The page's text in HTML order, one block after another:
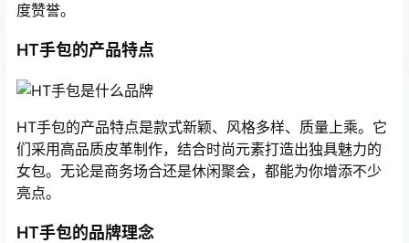
度赞誉。
HT手包的产品特点
HT手包的产品特点是款式新颖、风格多样、质量上乘。它
们采用高品质皮革制作，结合时尚元素打造出独具魅力的
女包。无论是商务场合还是休闲聚会，都能为你增添不少
亮点。
HT手包的品牌理念